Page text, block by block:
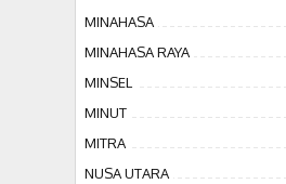
MINAHASA
MINAHASA RAYA
MINSEL
MINUT
MITRA
NUSA UTARA